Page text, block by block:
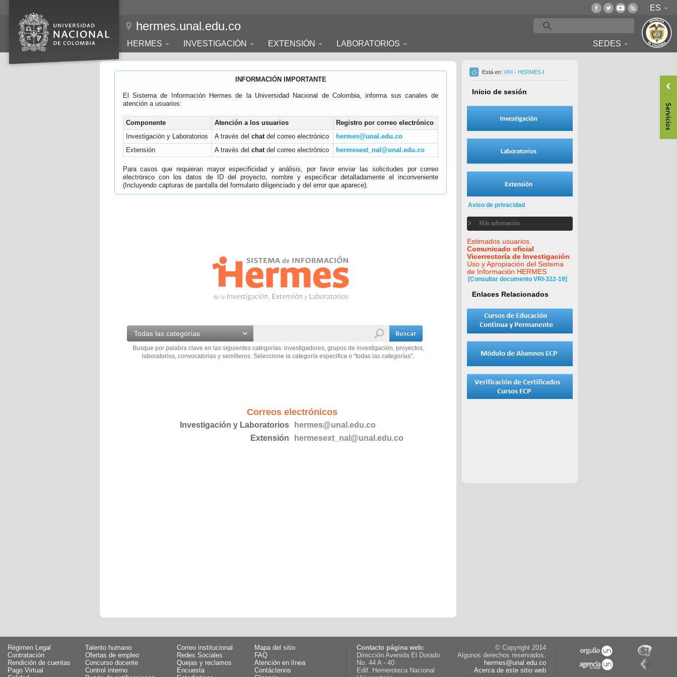
ES
hermes.unal.edu.co
HERMES INVESTIGACIÓN EXTENSIÓN LABORATORIOS SEDES
INFORMACIÓN IMPORTANTE
El Sistema de Información Hermes de la Universidad Nacional de Colombia, informa sus canales de
atención a usuarios:
Componente Atención a los usuarios
Registro por correo electrónico
Investigación y Laboratorios
A través del chatdel correo electrónico
hermes@unal.edu.co
Extensión
A través del chatdel correo electrónico hermesext_nal@unal.edu.co
Para casos que requieran mayor especificidad y análisis, por favor enviar las solicitudes por correo
electrónico con los datos de ID del proyecto, nombre y especificar detalladamente el inconveniente
(Incluyendo capturas de pantalla del formulario diligenciado y del error que aparece).
Todas las categorías
Busque por palabra clave en las siguientes categorías: investigadores, grupos de investigación, proyectos,
laboratorios, convocatorias y semilleros. Seleccione la categoría especifica o "todas las categorías".
Correos electrónicos
Investigación y Laboratorios
hermes@unal.edu.co
Extensión
hermesext_nal@unal.edu.co
Está en: VRI - HERMES /
Inicio de sesión
Aviso de privacidad
Más información
Estimados usuarios.
Comunicado oficial
Vicerrectoría de Investigación
Uso y Apropiación del Sistema
de Información HERMES
[Consultar documento VRI-322-19]
Enlaces Relacionados
Régimen Legal
Talento humano
Contratación
Ofertas de empleo
Rendición de cuentas
Concurso docente
Pago Virtual
Control interno
Correo institucional
Mapa del sitio
Redes Sociales
FAQ
Quejas y reclamos
Atención en línea
Encuesta
Contáctenos
Contacto página web:
Dirección Avenida El Dorado
No. 44 A - 40
Edif. Hemeroteca Nacional
© Copyright 2014
Algunos derechos reservados.
hermes@unal.edu.co
Acerca de este sitio web